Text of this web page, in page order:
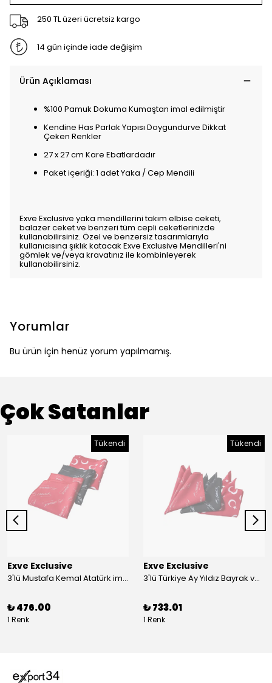
250 TL üzeri ücretsiz kargo
14 gün içinde iade değişim
Ürün Açıklaması
%100 Pamuk Dokuma Kumaştan imal edilmiştir
Kendine Has Parlak Yapısı Doygundurve Dikkat
Çeken Renkler
27 x 27 cm Kare Ebatlardadır
Paket içeriği: 1 adet Yaka / Cep Mendili
Exve Exclusive yaka mendillerini takım elbise ceketi,
balazer ceket ve benzeri tüm cepli ceketlerinizde
kullanabilirsiniz. Özel ve benzersiz tasarımlarıyla
kullanıcısına şıklık katacak Exve Exclusive Mendilleri'ni
gömlek ve/veya kravatınız ile kombinleyerek
kullanabilirsiniz.
Yorumlar
Bu ürün için henüz yorum yapılmamış.
Çok Satanlar
Tükendi
Exve Exclusive
3'lü Mustafa Kemal Atatürk imzalı ve Türkiye Ay Yıldız Bayraklı Kadın Fular Seti
₺ 476.00
1 Renk
Tükendi
Exve Exclusive
3'lü Türkiye Ay Yıldız Bayrak ve Mustafa Kemal Atatürk imzalı Kırmızı Siyah Yaka Mendili Seti
₺ 733.01
1 Renk